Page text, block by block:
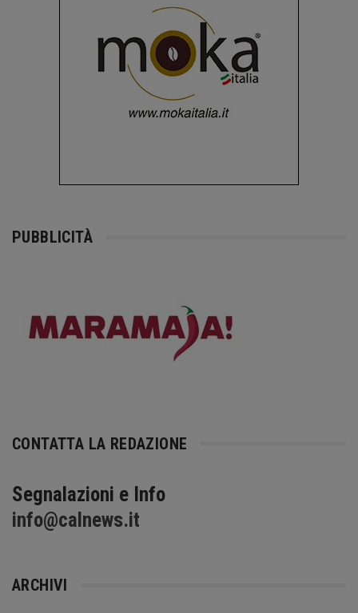
PUBBLICITÀ
CONTATTA LA REDAZIONE
Segnalazioni e Info
info@calnews.it
ARCHIVI